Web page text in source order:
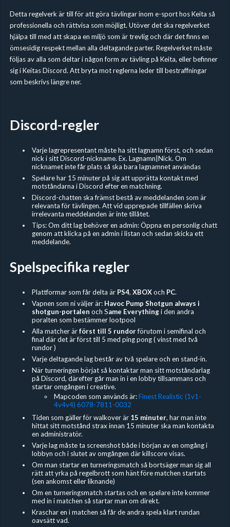
Detta regelverk är till för att göra tävlingar inom e-sport hos Keita så
professionella och rättvisa som möjligt. Utöver det ska regelverket
hjälpa till med att skapa en miljö som är trevlig och där det finns en
ömsesidig respekt mellan alla deltagande parter. Regelverket måste
följas av alla som deltar i någon form av tävling på Keita, eller befinner
sig i Keitas Discord. Att bryta mot reglerna leder till bestraffningar
som beskrivs längre ner.
Discord-regler
Varje lagrepresentant måste ha sitt lagnamn först, och sedan
nick i sitt Discord-nickname. Ex. Lagnamn|Nick. Om
nicknamet inte får plats så ska bara lagnamnet användas
Spelare har 15 minuter på sig att upprätta kontakt med
motståndarna i Discord efter en matchning.
Discord-chatten ska främst bestå av meddelanden som är
relevanta för tävlingen. Att vid upprepade tillfällen skriva
irrelevanta meddelanden är inte tillåtet.
Tips: Om ditt lag behöver en admin: Öppna en personlig chatt
genom att klicka på en admin i listan och sedan skicka ett
meddelande.
Spelspecifika regler
Plattformar som får delta är PS4, XBOXoch PC.
Vapnen som ni väljer är: Havoc Pump Shotgun always i
shotgun-portalen och Same Everythingi den andra
poralten som bestämmer lootpool
Alla matcher ärförst till 5 rundorförutom i semifinal och
final där det är först till 5 med ping pong ( vinst med två
rundor )
Varje deltagande lag består av två spelare och en stand-in.
När turneringen börjat så kontaktar man sitt motståndarlag
på Discord, därefter går man in i en lobby tillsammans och
startar omgången i creative.
Mapcoden som används är:Finest Realistic (1v1-
4v4v4) 6078-7811-0032
Tiden som gäller för walkover är 15 minuter, har man inte
hittat sitt motstånd strax innan 15 minuter ska man kontakta
en administratör.
Varje lag måste ta screenshot både i början av en omgång i
lobbyn och i slutet av omgången där killscore visas.
Om man startar en turneringsmatch så bortsäger man sig all
rätt att yrka på regelbrott som hänt före matchen startats
(sen ankomst eller liknande)
Om en turneringsmatch startas och en spelare inte kommer
med in i matchen så startar man om direkt.
Kraschar en i matchen så får de andra spela klart rundan
oavsätt vad.